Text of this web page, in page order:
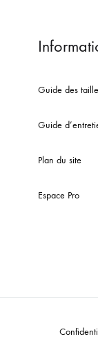
Guide des
Guide
Plan du site
Espace Pro